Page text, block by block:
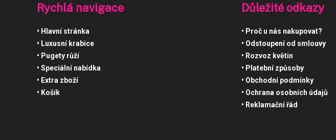
Rychlá navigace
Hlavní stránka
Luxusní krabice
Pugety růží
Speciální nabídka
Extra zboží
Košík
Důležité odkazy
Proč u nás nakupovat?
Odstoupení od smlouvy
Rozvoz květin
Platební způsoby
Obchodní podmínky
Ochrana osobních údajů
Reklamační řád